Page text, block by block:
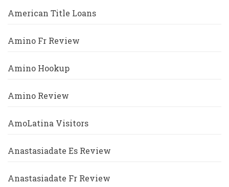
American Title Loans
Amino Fr Review
Amino Hookup
Amino Review
AmoLatina Visitors
Anastasiadate Es Review
Anastasiadate Fr Review